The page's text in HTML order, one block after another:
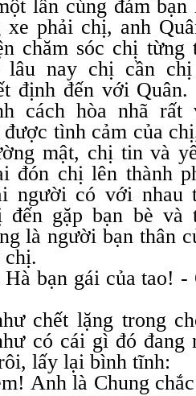
lần cùng đám
xe phải chị, anh
chăm sóc chị
lâu nay chị cần
định đến với
cách hòa nhã rất
được tình cảm của
mật, chị tin và
đón chị lên thành
người có với nhau
đến gặp bạn bè
là người bạn thân
chị.
bạn gái của tao!
chết lặng trong
có cái gì đó đang
lấy lại bình tĩnh:
Anh là Chung